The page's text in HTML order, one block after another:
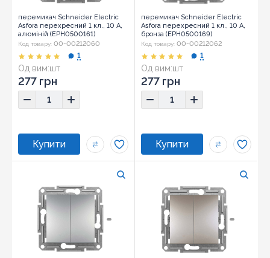
перемикач Schneider Electric
Asfora перехресний 1 кл., 10 А,
алюміній (EPH0500161)
Код товару: 00-00212060
Од вим:шт
Розмір:71x71x43
1
277 грн
перемикач Schneider Electric
Asfora перехресний 1 кл., 10 А,
бронза (EPH0500169)
Код товару: 00-00212062
Од вим:шт
Розмір:71x71x43
1
277 грн